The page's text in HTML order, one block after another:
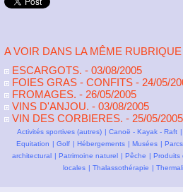
A VOIR DANS LA MÊME RUBRIQUE
ESCARGOTS. - 03/08/2005
FOIES GRAS - CONFITS - 24/05/
FROMAGES. - 26/05/2005
VINS D'ANJOU. - 03/08/2005
VIN DES CORBIERES. - 25/05/2005
Activités sportives (autres) | Canoë - Kayak - Raft |
Equitation | Golf | Hébergements | Musées |
architectural | Patrimoine naturel | Pêche | Produits
locales | Thalassothérapie |